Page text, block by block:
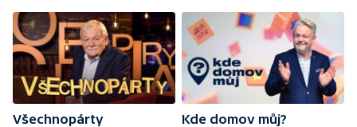
Všechnopárty
Kde domov můj?